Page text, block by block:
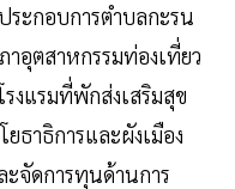
ะกอบการตำบลกะรน
าอุตสาหกรรมท่องเที่ยว
งแรมที่พักส่งเสริมสุข
ธาธิการและผังเมือง
จัดการทุนด้านการ